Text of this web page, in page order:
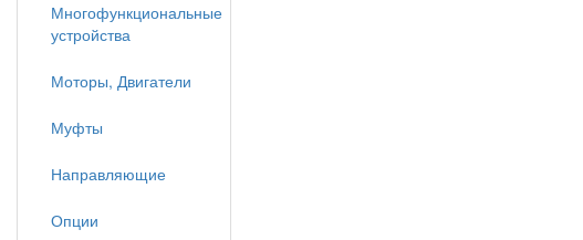
Многофункциональные
устройства
Моторы, Двигатели
Муфты
Направляющие
Опции